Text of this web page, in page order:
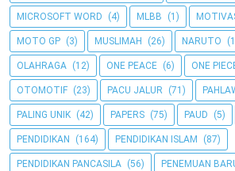
MICROSOFT WORD (4) MLBB (1)
MOTO GP (3) MUSLIMAH (26) NARUTO
OLAHRAGA (12) ONE PEACE (6) ONE
OTOMOTIF (23) PACU JALUR (71)
PALING UNIK (42) PAPERS (75) PAUD (5)
PENDIDIKAN (164) PENDIDIKAN ISLAM (87)
PENDIDIKAN PANCASILA (56) PENEMUAN